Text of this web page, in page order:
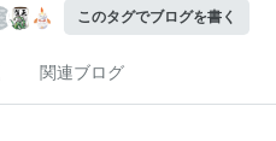
このタグでブログを書く
関連ブログ